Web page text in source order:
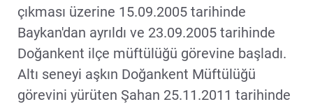
çıkması üzerine 15.09.2005 tarihinde
Baykan'dan ayrıldı ve 23.09.2005 tarihinde
Doğankent ilçe müftülüğü görevine başladı.
Altı seneyi aşkın Doğankent Müftülüğü
görevini yürüten Şahan 25.11.2011 tarihinde